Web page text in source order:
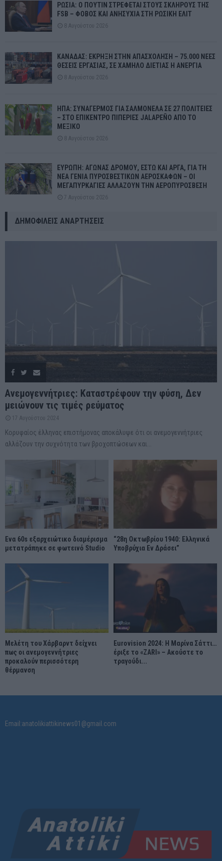
ΡΩΣΙΑ: Ο ΠΟΥΤΙΝ ΣΤΡΕΦΕΤΑΙ ΣΤΟΥΣ ΣΚΛΗΡΟΥΣ ΤΗΣ
FSB – ΦΟΒΟΣ ΚΑΙ ΑΝΗΣΥΧΙΑ ΣΤΗ ΡΩΣΙΚΗ ΕΛΙΤ
8 Αυγούστου 2026
ΚΑΝΑΔΑΣ: ΕΚΡΗΞΗ ΣΤΗΝ ΑΠΑΣΧΟΛΗΣΗ – 75.000 ΝΕΕΣ
ΘΕΣΕΙΣ ΕΡΓΑΣΙΑΣ, ΣΕ ΧΑΜΗΛΟ ΔΙΕΤΙΑΣ Η ΑΝΕΡΓΙΑ
8 Αυγούστου 2026
ΗΠΑ: ΣΥΝΑΓΕΡΜΟΣ ΓΙΑ ΣΑΛΜΟΝΕΛΑ ΣΕ 27 ΠΟΛΙΤΕΙΕΣ
– ΣΤΟ ΕΠΙΚΕΝΤΡΟ ΠΙΠΕΡΙΕΣ JALAPEÑO ΑΠΟ ΤΟ
ΜΕΞΙΚΟ
8 Αυγούστου 2026
ΕΥΡΩΠΗ: ΑΓΩΝΑΣ ΔΡΟΜΟΥ, ΕΣΤΩ ΚΑΙ ΑΡΓΑ, ΓΙΑ ΤΗ
ΝΕΑ ΓΕΝΙΑ ΠΥΡΟΣΒΕΣΤΙΚΩΝ ΑΕΡΟΣΚΑΦΩΝ – ΟΙ
ΜΕΓΑΠΥΡΚΑΓΙΕΣ ΑΛΛΑΖΟΥΝ ΤΗΝ ΑΕΡΟΠΥΡΟΣΒΕΣΗ
7 Αυγούστου 2026
ΔΗΜΟΦΙΛΕΊΣ ΑΝΑΡΤΉΣΕΙΣ
Ανεμογεννήτριες: Καταστρέφουν την φύση, Δεν
μειώνουν τις τιμές ρεύματος
17 Αυγούστου 2024
Κορυφαίος έλληνας επιστήμονας αποκάλυψε ότι οι ανεμογεννήτριες
αλλάζουν την συχνότητα των βροχοπτώσεων και...
Ένα 60s εξαρχειώτικο διαμέρισμα
μετατράπηκε σε φωτεινό Studio
“28η Οκτωβρίου 1940: Ελληνικά
Υποβρύχια Εν Δράσει”
Μελέτη του Χάρβαρντ δείχνει
πως οι ανεμογεννήτριες
προκαλούν περισσότερη
θέρμανση
Eurovision 2024: Η Μαρίνα Σάττι…
έριξε το «ZARI» – Ακούστε το
τραγούδι...
Email:anatolikiattikinews01@gmail.com